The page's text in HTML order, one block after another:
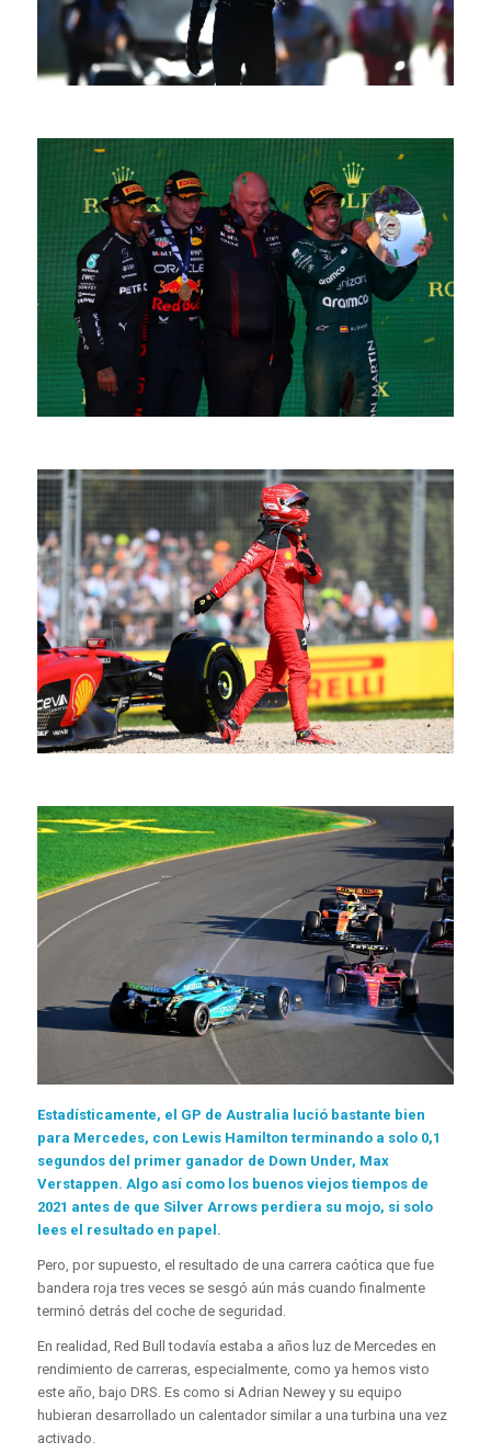
Estadísticamente, el GP de Australia lució bastante bien
para Mercedes, con Lewis Hamilton terminando a solo 0,1
segundos del primer ganador de Down Under, Max
Verstappen. Algo así como los buenos viejos tiempos de
2021 antes de que Silver Arrows perdiera su mojo, si solo
lees el resultado en papel.
Pero, por supuesto, el resultado de una carrera caótica que fue
bandera roja tres veces se sesgó aún más cuando finalmente
terminó detrás del coche de seguridad.
En realidad, Red Bull todavía estaba a años luz de Mercedes en
rendimiento de carreras, especialmente, como ya hemos visto
este año, bajo DRS. Es como si Adrian Newey y su equipo
hubieran desarrollado un calentador similar a una turbina una vez
activado.